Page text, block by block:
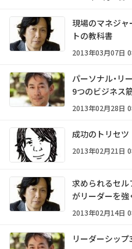
現場のマネジ
トの教科書
2013年03月07日
パーソナル・
9つのビジネス
2013年02月28日
成功のトリセツ
2013年02月21日
求められるセ
がリーダーを強
2013年02月14日
リーダーシップ